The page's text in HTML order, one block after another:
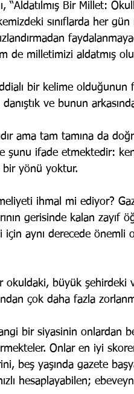
“Aldatılmış Bir Millet:
sınıflarda her gün
de milletimizi aldatmış
bir kelime olduğunun
ve bunun
ama tam tamına da
şunu ifade etmektedir:
bir yönü yoktur.
ihmal mi ediyor?
gerisinde kalan
için aynı derecede önemli
okuldaki, büyük şehirdeki
çok daha fazla
bir siyasinin onlardan
Onlar en iyi
beş yaşında gazete
hesaplayabilen;